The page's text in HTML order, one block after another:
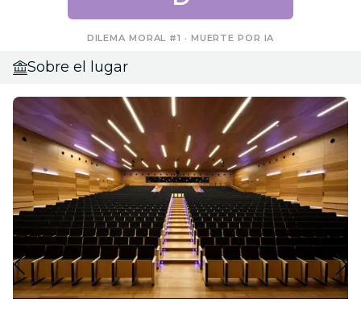
DILEMA MORAL #1 · MUERTE POR IA
Sobre el lugar